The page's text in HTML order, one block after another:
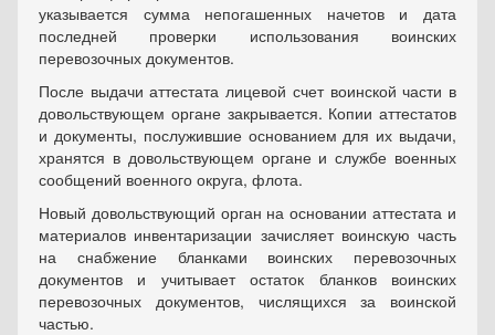
указывается сумма непогашенных начетов и дата
последней проверки использования воинских
перевозочных документов.
После выдачи аттестата лицевой счет воинской части в
довольствующем органе закрывается. Копии аттестатов
и документы, послужившие основанием для их выдачи,
хранятся в довольствующем органе и службе военных
сообщений военного округа, флота.
Новый довольствующий орган на основании аттестата и
материалов инвентаризации зачисляет воинскую часть
на снабжение бланками воинских перевозочных
документов и учитывает остаток бланков воинских
перевозочных документов, числящихся за воинской
частью.